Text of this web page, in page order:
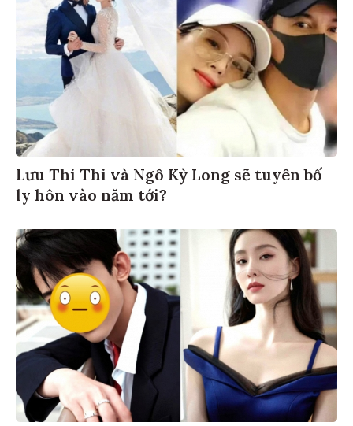
Lưu Thi Thi và Ngô Kỳ Long sẽ tuyên bố
ly hôn vào năm tới?